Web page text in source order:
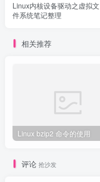
Linux内核设备驱动之虚拟文
件系统笔记整理
相关推荐
Linux bzip2 命令的使用
评论 抢沙发